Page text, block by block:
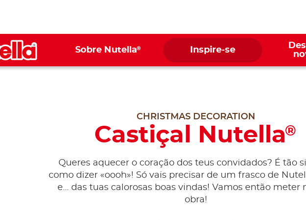
Sobre Nutella® Inspire-se
CHRISTMAS DECORATION
Castiçal Nutella®
Queres aquecer o coração dos teus convidados? É tão
como dizer «oooh»! Só vais precisar de um frasco de
e... das tuas calorosas boas vindas! Vamos então meter
obra!